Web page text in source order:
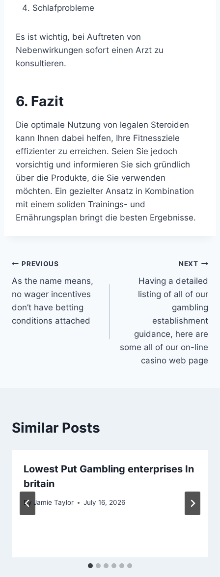
Schlafprobleme
Es ist wichtig, bei Auftreten von
Nebenwirkungen sofort einen Arzt zu
konsultieren.
6. Fazit
Die optimale Nutzung von legalen Steroiden
kann Ihnen dabei helfen, Ihre Fitnessziele
effizienter zu erreichen. Seien Sie jedoch
vorsichtig und informieren Sie sich gründlich
über die Produkte, die Sie verwenden
möchten. Ein gezielter Ansatz in Kombination
mit einem soliden Trainings- und
Ernährungsplan bringt die besten Ergebnisse.
Post
navigation
PREVIOUS
As the name means,
no wager incentives
don’t have betting
conditions attached
NEXT
Having a detailed
listing of all of our
gambling
establishment
guidance, here are
some all of our on-line
casino web page
Similar Posts
Lowest Put Gambling enterprises In
britain
By Jamie Taylor July 16, 2026